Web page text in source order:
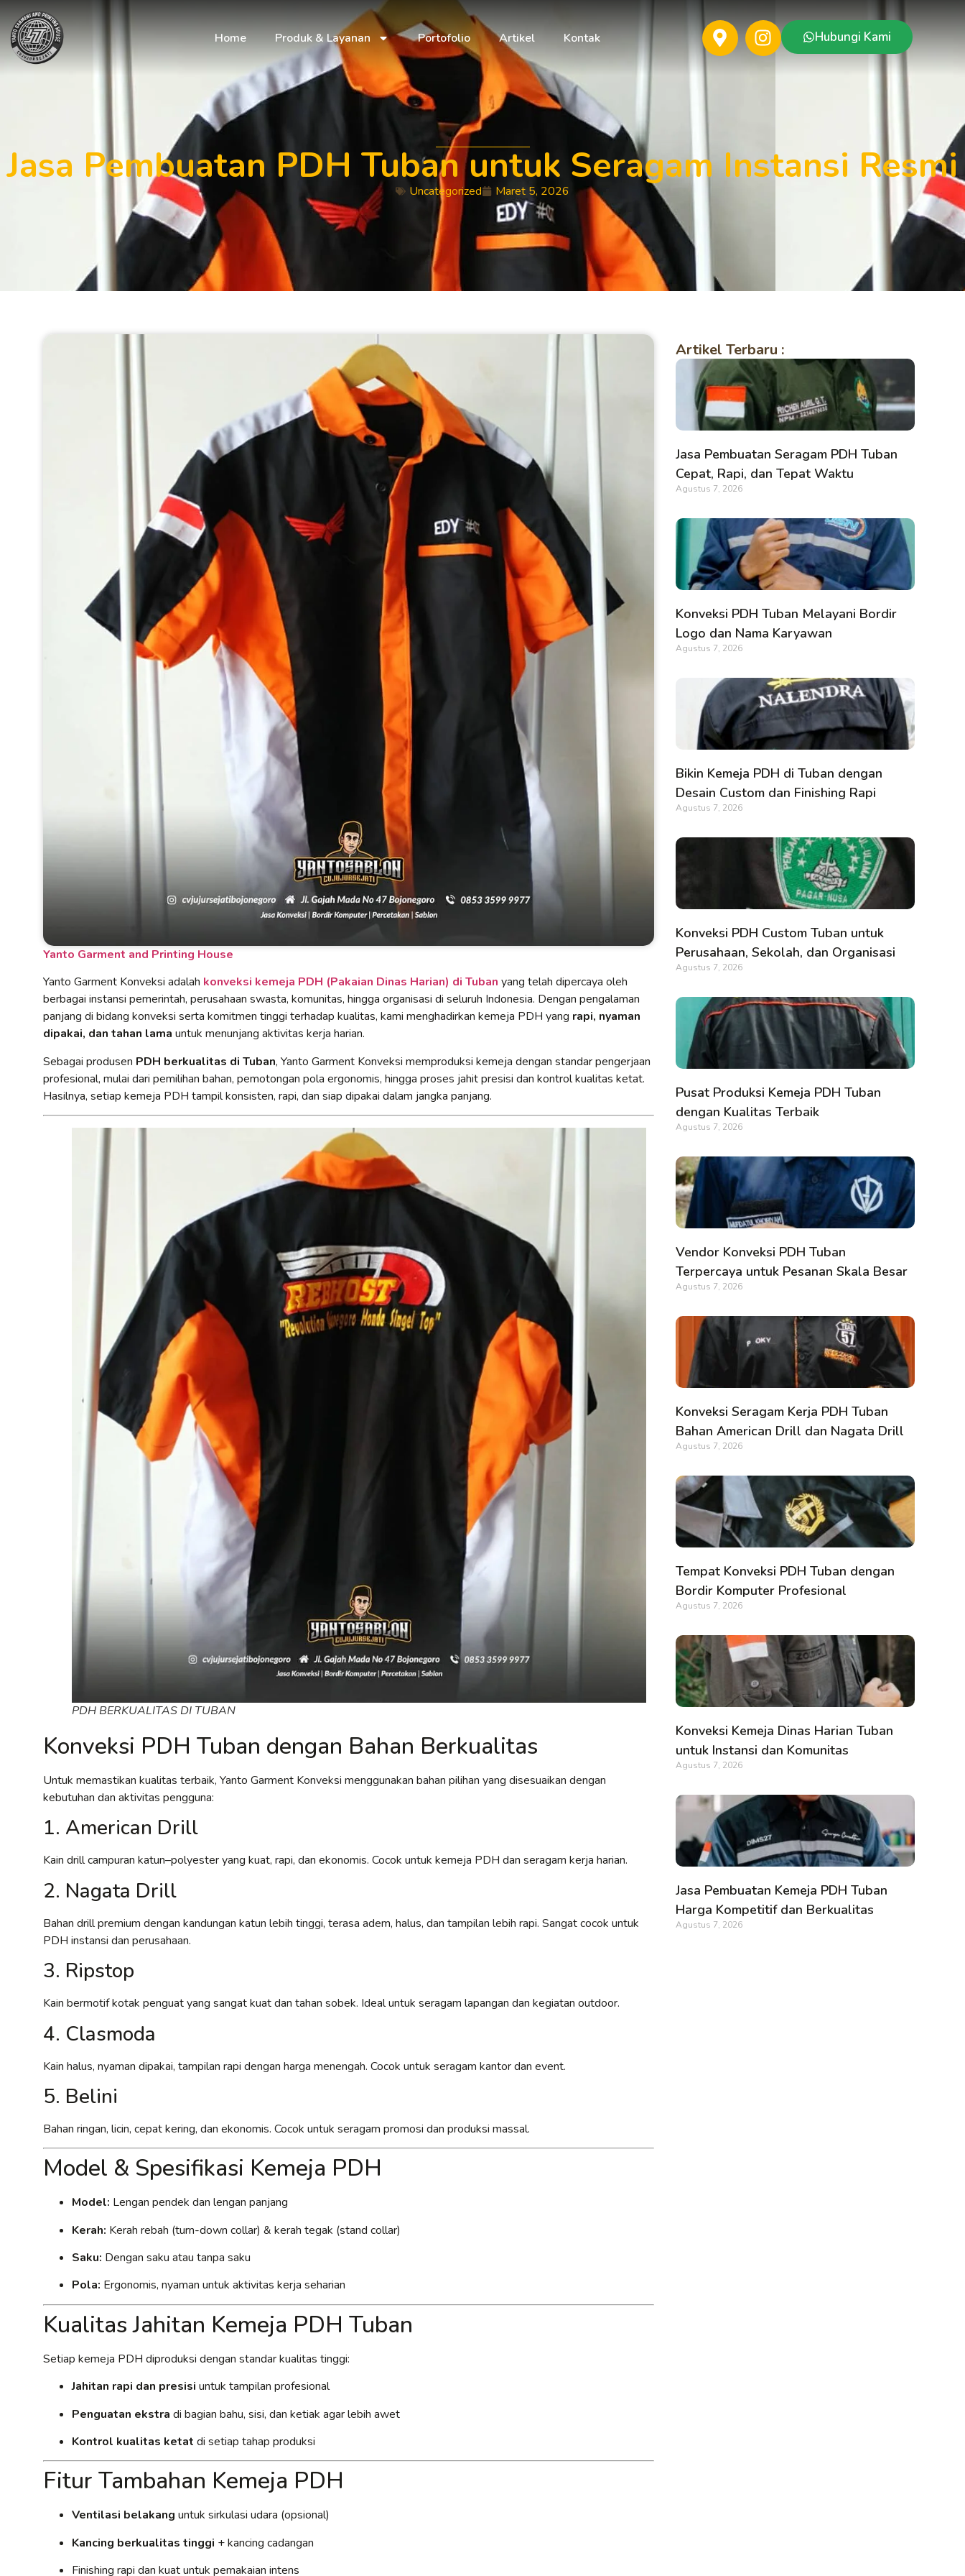
Home Produk & Layanan Portofolio Artikel Kontak Hubungi Kami
Jasa Pembuatan PDH Tuban untuk Seragam Instansi Resmi
Uncategorized Maret 5, 2026
Yanto Garment and Printing House
Yanto Garment Konveksi adalah konveksi kemeja PDH (Pakaian Dinas Harian) di Tuban yang telah dipercaya oleh
berbagai instansi pemerintah, perusahaan swasta, komunitas, hingga organisasi di seluruh Indonesia. Dengan pengalaman
panjang di bidang konveksi serta komitmen tinggi terhadap kualitas, kami menghadirkan kemeja PDH yang rapi, nyaman
dipakai, dan tahan lama untuk menunjang aktivitas kerja harian.
Sebagai produsen PDH berkualitas di Tuban, Yanto Garment Konveksi memproduksi kemeja dengan standar pengerjaan
profesional, mulai dari pemilihan bahan, pemotongan pola ergonomis, hingga proses jahit presisi dan kontrol kualitas ketat.
Hasilnya, setiap kemeja PDH tampil konsisten, rapi, dan siap dipakai dalam jangka panjang.
PDH BERKUALITAS DI TUBAN
Konveksi PDH Tuban dengan Bahan Berkualitas
Untuk memastikan kualitas terbaik, Yanto Garment Konveksi menggunakan bahan pilihan yang disesuaikan dengan
kebutuhan dan aktivitas pengguna:
1. American Drill
Kain drill campuran katun–polyester yang kuat, rapi, dan ekonomis. Cocok untuk kemeja PDH dan seragam kerja harian.
2. Nagata Drill
Bahan drill premium dengan kandungan katun lebih tinggi, terasa adem, halus, dan tampilan lebih rapi. Sangat cocok untuk
PDH instansi dan perusahaan.
3. Ripstop
Kain bermotif kotak penguat yang sangat kuat dan tahan sobek. Ideal untuk seragam lapangan dan kegiatan outdoor.
4. Clasmoda
Kain halus, nyaman dipakai, tampilan rapi dengan harga menengah. Cocok untuk seragam kantor dan event.
5. Belini
Bahan ringan, licin, cepat kering, dan ekonomis. Cocok untuk seragam promosi dan produksi massal.
Model & Spesifikasi Kemeja PDH
Model: Lengan pendek dan lengan panjang
Kerah: Kerah rebah (turn-down collar) & kerah tegak (stand collar)
Saku: Dengan saku atau tanpa saku
Pola: Ergonomis, nyaman untuk aktivitas kerja seharian
Kualitas Jahitan Kemeja PDH Tuban
Setiap kemeja PDH diproduksi dengan standar kualitas tinggi:
Jahitan rapi dan presisi untuk tampilan profesional
Penguatan ekstra di bagian bahu, sisi, dan ketiak agar lebih awet
Kontrol kualitas ketat di setiap tahap produksi
Fitur Tambahan Kemeja PDH
Ventilasi belakang untuk sirkulasi udara (opsional)
Kancing berkualitas tinggi + kancing cadangan
Finishing rapi dan kuat untuk pemakaian intens
Artikel Terbaru :
Jasa Pembuatan Seragam PDH Tuban
Cepat, Rapi, dan Tepat Waktu
Agustus 7, 2026
Konveksi PDH Tuban Melayani Bordir
Logo dan Nama Karyawan
Agustus 7, 2026
Bikin Kemeja PDH di Tuban dengan
Desain Custom dan Finishing Rapi
Agustus 7, 2026
Konveksi PDH Custom Tuban untuk
Perusahaan, Sekolah, dan Organisasi
Agustus 7, 2026
Pusat Produksi Kemeja PDH Tuban
dengan Kualitas Terbaik
Agustus 7, 2026
Vendor Konveksi PDH Tuban
Terpercaya untuk Pesanan Skala Besar
Agustus 7, 2026
Konveksi Seragam Kerja PDH Tuban
Bahan American Drill dan Nagata Drill
Agustus 7, 2026
Tempat Konveksi PDH Tuban dengan
Bordir Komputer Profesional
Agustus 7, 2026
Konveksi Kemeja Dinas Harian Tuban
untuk Instansi dan Komunitas
Agustus 7, 2026
Jasa Pembuatan Kemeja PDH Tuban
Harga Kompetitif dan Berkualitas
Agustus 7, 2026